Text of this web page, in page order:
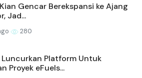
Gencar Berekspansi ke Ajang
Jad...
280
Luncurkan Platform Untuk
Proyek eFuels...